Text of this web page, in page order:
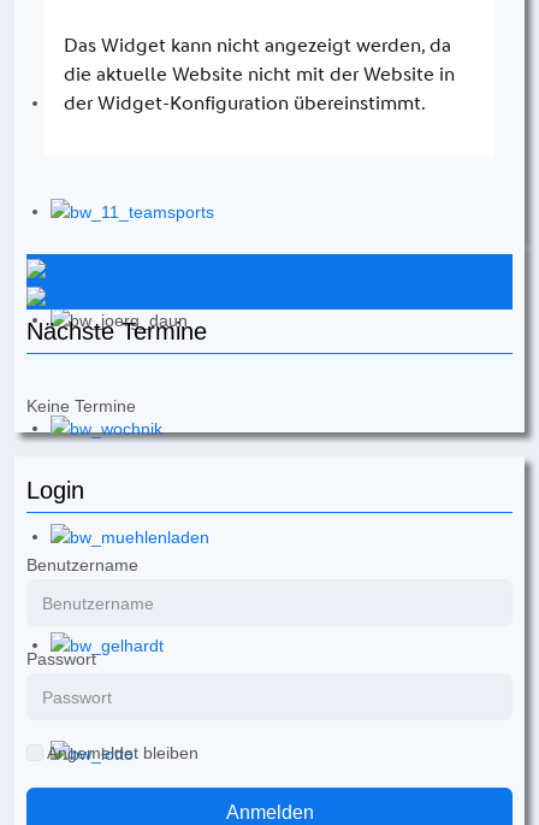
Nächste Termine
Keine Termine
Login
Benutzername
Passwort
Angemeldet bleiben
Anmelden